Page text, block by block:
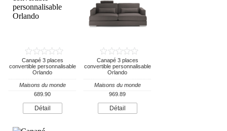
Canapé 3 places
convertible personnalisable
Orlando
Maisons du monde
689.90
Détail
Canapé 3 places
convertible personnalisable
Orlando
Maisons du monde
969.89
Détail